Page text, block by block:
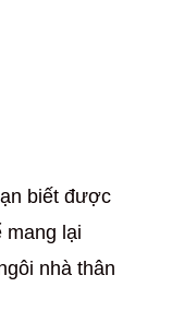
biết được
lại
nhà thân